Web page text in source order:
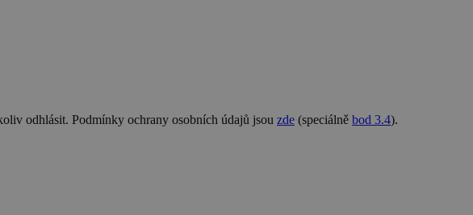
odhlásit. Podmínky ochrany osobních údajů jsou zde (speciálně bod 3.4).